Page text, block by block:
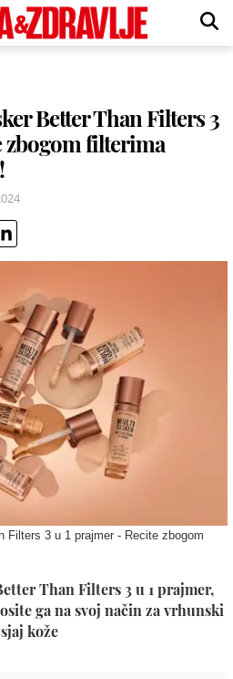
Better Than Filters 3
zbogom filterima
Filters 3 u 1 prajmer - Recite zbogom
Than Filters 3 u 1 prajmer,
ga na svoj način za vrhunski
sjaj kože